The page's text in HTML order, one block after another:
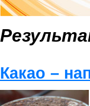
Какао –